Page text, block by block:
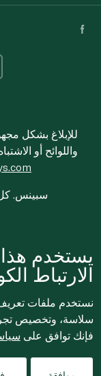
للإبلاغ بشكل
واللوائح أو
© 2020-2026
يستخدم
الارتباط
نستخدم ملفات تعريف
سلاسة، وتخصيص
فإنك توافق على